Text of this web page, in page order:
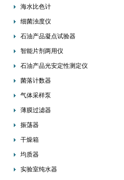
海水比色计
细菌浊度仪
石油产品凝点试验器
智能片剂两用仪
石油产品光安定性测定仪
菌落计数器
气体采样泵
薄膜过滤器
振荡器
干燥箱
均质器
实验室纯水器